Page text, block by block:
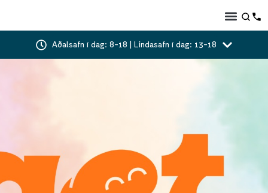
Aðalsafn í dag: 8-18 | Lindasafn í dag: 13-18